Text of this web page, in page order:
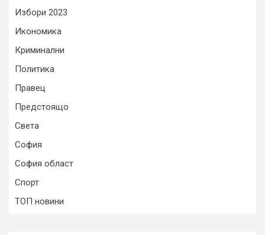
Избори 2023
Икономика
Криминални
Политика
Правец
Предстоящо
Света
София
София област
Спорт
ТОП новини